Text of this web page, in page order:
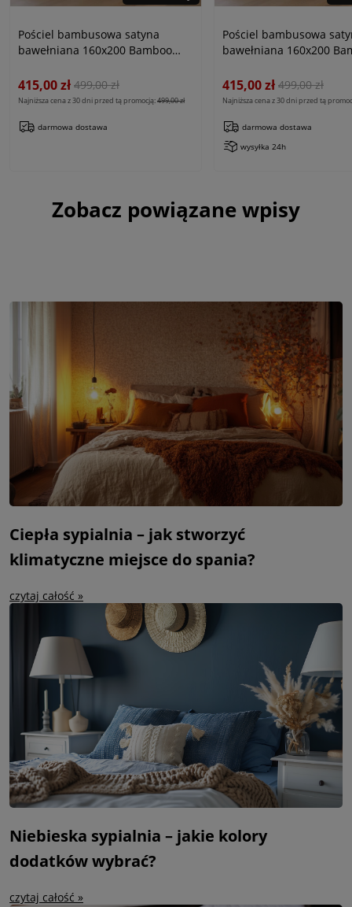
Pościel bambusowa satyna
bawełniana 160x200 Bamboo
415,00 zł 499,00 zł
Najniższa cena z 30 dni przed tą promocją:499,00 zł
darmowa dostawa
Pościel bambusowa
bawełniana 160x200
415,00 zł 499,00 zł
Najniższa cena z 30 dni przed tą
darmowa dostawa
wysyłka 24h
Zobacz powiązane wpisy
Ciepła sypialnia – jak stworzyć
klimatyczne miejsce do spania?
czytaj całość »
Niebieska sypialnia – jakie kolory
dodatków wybrać?
czytaj całość »